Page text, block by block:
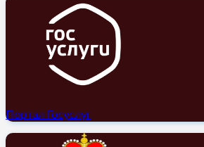
Портал Госуслуг